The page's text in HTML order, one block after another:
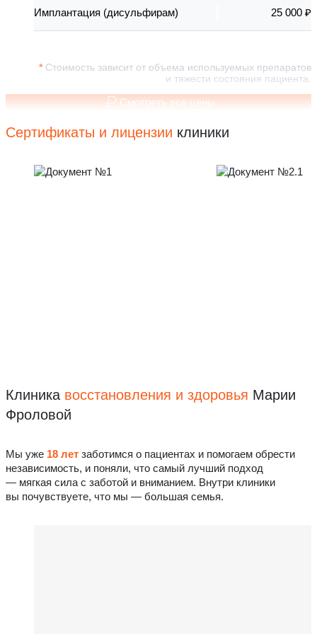
Стоимость зависит от объема используемых препаратов
и тяжести состояния пациента.
Имплантация (дисульфирам) 25 000 ₽
Смотреть все цены
Сертификаты и лицензии клиники
Клиника восстановления и здоровья Марии
Фроловой
Мы уже 18 лет заботимся о пациентах и помогаем обрести
независимость, и поняли, что самый лучший подход
— мягкая сила с заботой и вниманием. Внутри клиники
вы почувствуете, что мы — большая семья.